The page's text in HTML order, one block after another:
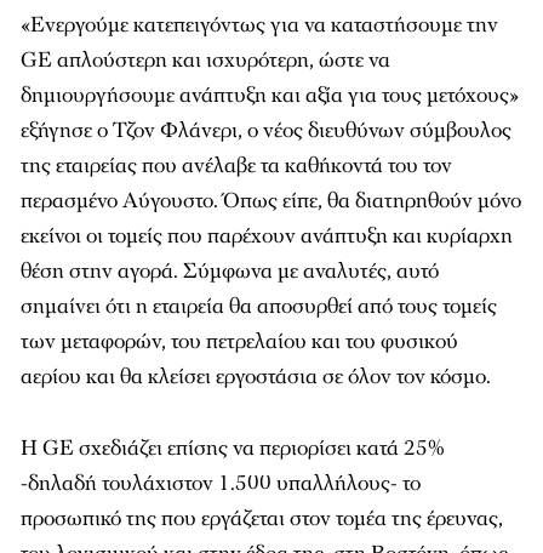
«Ενεργούμε κατεπειγόντως για να καταστήσουμε την
GE απλούστερη και ισχυρότερη, ώστε να
δημιουργήσουμε ανάπτυξη και αξία για τους μετόχους»
εξήγησε ο Τζον Φλάνερι, ο νέος διευθύνων σύμβουλος
της εταιρείας που ανέλαβε τα καθήκοντά του τον
περασμένο Αύγουστο. Όπως είπε, θα διατηρηθούν μόνο
εκείνοι οι τομείς που παρέχουν ανάπτυξη και κυρίαρχη
θέση στην αγορά. Σύμφωνα με αναλυτές, αυτό
σημαίνει ότι η εταιρεία θα αποσυρθεί από τους τομείς
των μεταφορών, του πετρελαίου και του φυσικού
αερίου και θα κλείσει εργοστάσια σε όλον τον κόσμο.
Η GE σχεδιάζει επίσης να περιορίσει κατά 25%
-δηλαδή τουλάχιστον 1.500 υπαλλήλους- το
προσωπικό της που εργάζεται στον τομέα της έρευνας,